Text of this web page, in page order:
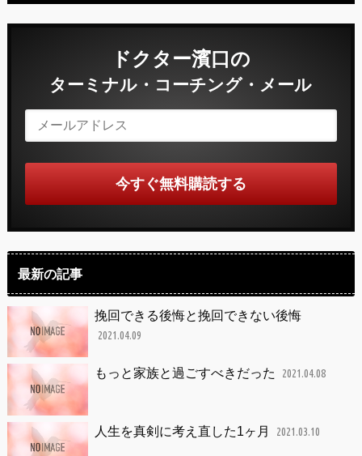
ドクター濱口の
ターミナル・コーチング・メール
最新の記事
挽回できる後悔と挽回できない後悔
2021.04.09
もっと家族と過ごすべきだった 2021.04.08
人生を真剣に考え直した1ヶ月 2021.03.10